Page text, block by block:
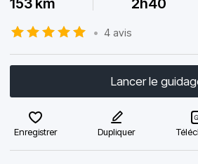
153 km 2h40
• 4 avis
Lancer le
Enregistrer Dupliquer